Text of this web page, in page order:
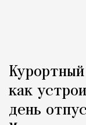
как
день